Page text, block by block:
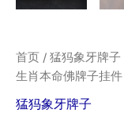
首页 / 猛犸象牙牌子
生肖本命佛牌子挂件
猛犸象牙牌子